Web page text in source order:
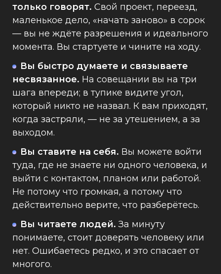
только говорят. Свой проект, переезд,
маленькое дело, «начать заново» в сорок
— вы не ждёте разрешения и идеального
момента. Вы стартуете и чините на ходу.
Вы быстро думаете и связываете
несвязанное. На совещании вы на три
шага впереди; в тупике видите угол,
который никто не назвал. К вам приходят,
когда застряли, — не за утешением, а за
выходом.
Вы ставите на себя. Вы можете войти
туда, где не знаете ни одного человека, и
выйти с контактом, планом или работой.
Не потому что громкая, а потому что
действительно верите, что разберётесь.
Вы читаете людей. За минуту
понимаете, стоит доверять человеку или
нет. Ошибаетесь редко, и это спасает от
многого.